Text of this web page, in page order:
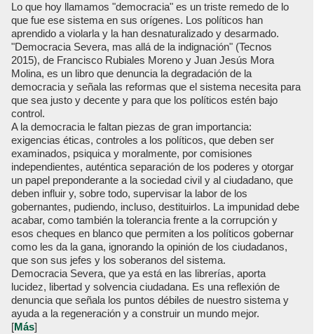
Lo que hoy llamamos "democracia" es un triste remedo de lo
que fue ese sistema en sus orígenes. Los políticos han
aprendido a violarla y la han desnaturalizado y desarmado.
"Democracia Severa, mas allá de la indignación" (Tecnos
2015), de Francisco Rubiales Moreno y Juan Jesús Mora
Molina, es un libro que denuncia la degradación de la
democracia y señala las reformas que el sistema necesita para
que sea justo y decente y para que los políticos estén bajo
control.
A la democracia le faltan piezas de gran importancia:
exigencias éticas, controles a los políticos, que deben ser
examinados, psiquica y moralmente, por comisiones
independientes, auténtica separación de los poderes y otorgar
un papel preponderante a la sociedad civil y al ciudadano, que
deben influir y, sobre todo, supervisar la labor de los
gobernantes, pudiendo, incluso, destituirlos. La impunidad debe
acabar, como también la tolerancia frente a la corrupción y
esos cheques en blanco que permiten a los políticos gobernar
como les da la gana, ignorando la opinión de los ciudadanos,
que son sus jefes y los soberanos del sistema.
Democracia Severa, que ya está en las librerías, aporta
lucidez, libertad y solvencia ciudadana. Es una reflexión de
denuncia que señala los puntos débiles de nuestro sistema y
ayuda a la regeneración y a construir un mundo mejor.
[Más]